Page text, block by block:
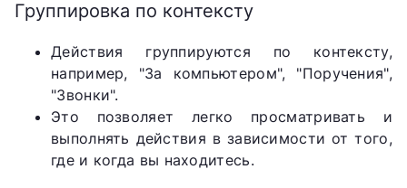
Группировка по контексту
Действия группируются по контексту,
например, "За компьютером", "Поручения",
"Звонки".
Это позволяет легко просматривать и
выполнять действия в зависимости от того,
где и когда вы находитесь.